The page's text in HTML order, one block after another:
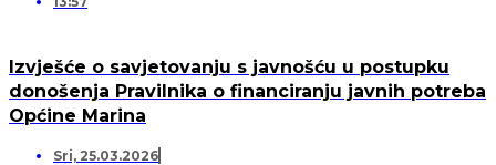
Izvješće o savjetovanju s javnošću u postupku
donošenja Pravilnika o financiranju javnih potreba
Općine Marina
Sri, 25.03.2026